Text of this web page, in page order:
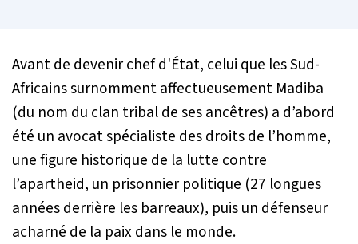
Avant de devenir chef d'État, celui que les Sud-
Africains surnomment affectueusement Madiba
(du nom du clan tribal de ses ancêtres) a d’abord
été un avocat spécialiste des droits de l’homme,
une figure historique de la lutte contre
l’apartheid, un prisonnier politique (27 longues
années derrière les barreaux), puis un défenseur
acharné de la paix dans le monde.